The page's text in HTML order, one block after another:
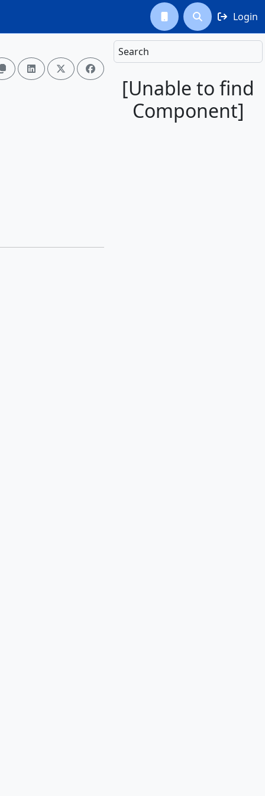
  Login
Search
[Unable to find
Component]
  